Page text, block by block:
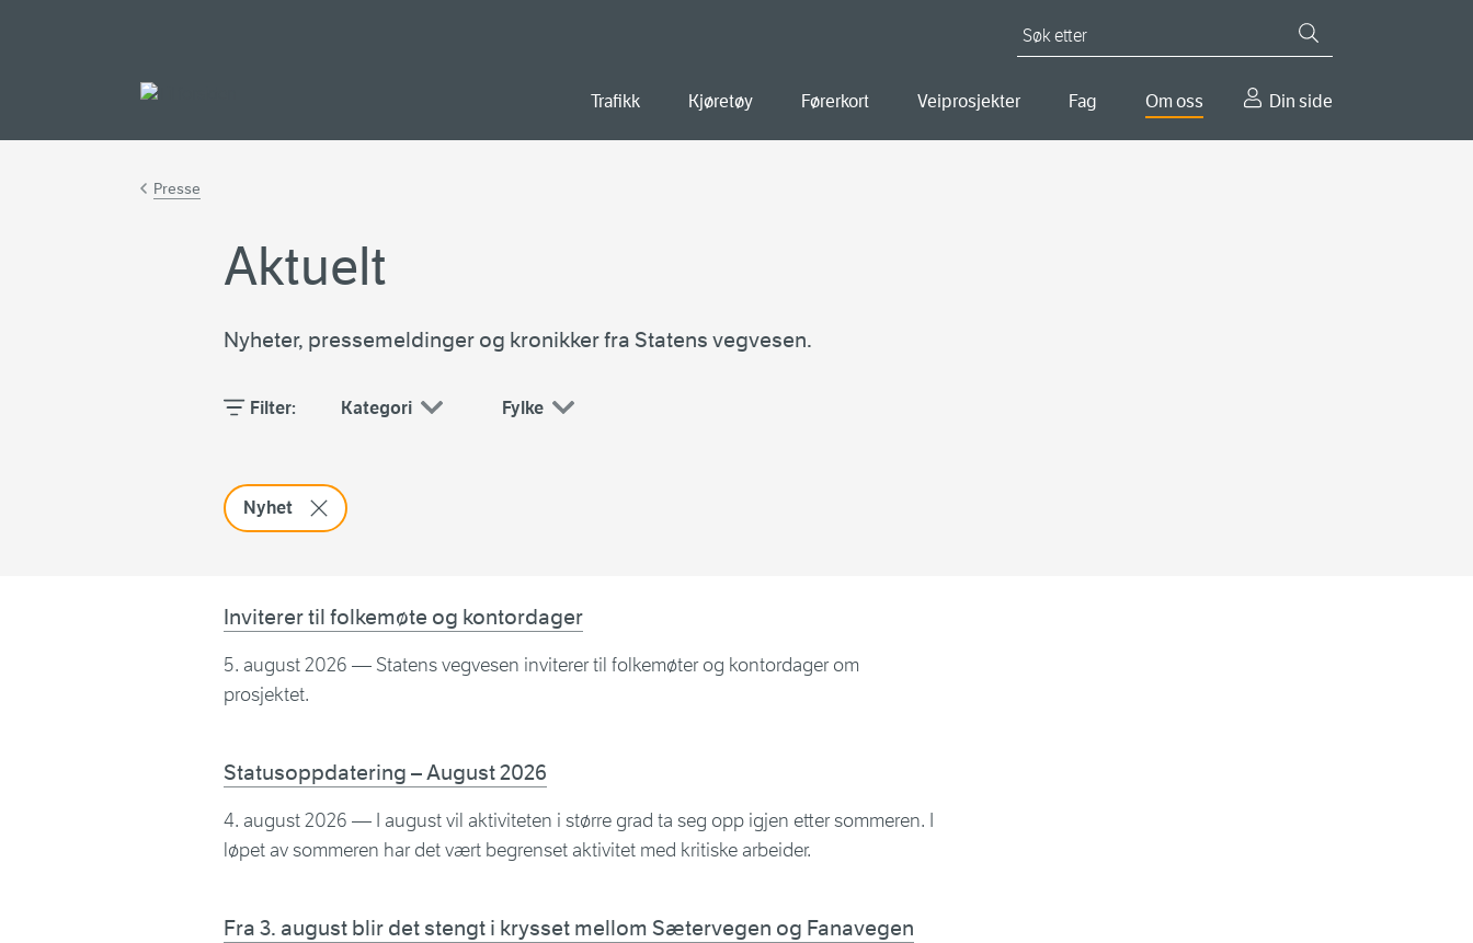
Trafikk Kjøretøy Førerkort Veiprosjekter Fag Om oss Din side
Presse
Aktuelt
Nyheter, pressemeldinger og kronikker fra Statens vegvesen.
Filter: Kategori Fylke
Fjern filter:
Nyhet
Inviterer til folkemøte og kontordager
5. august 2026 — Statens vegvesen inviterer til folkemøter og kontordager om
prosjektet.
Statusoppdatering – August 2026
4. august 2026 — I august vil aktiviteten i større grad ta seg opp igjen etter sommeren. I
løpet av sommeren har det vært begrenset aktivitet med kritiske arbeider.
Fra 3. august blir det stengt i krysset mellom Sætervegen og Fanavegen